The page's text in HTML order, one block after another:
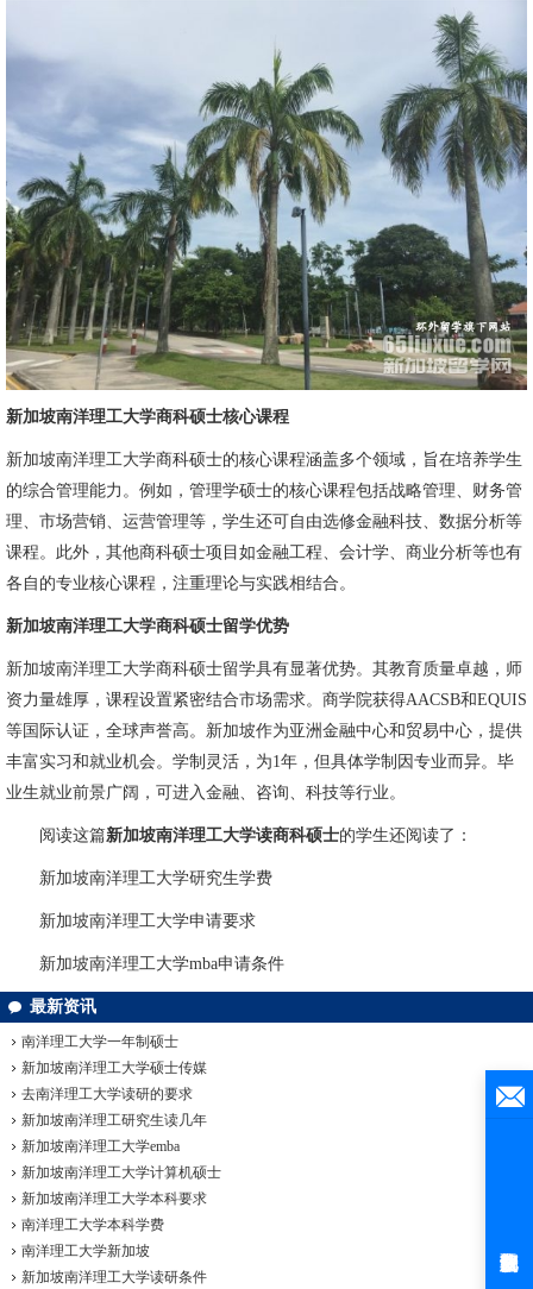
新加坡南洋理工大学商科硕士核心课程
新加坡南洋理工大学商科硕士的核心课程涵盖多个领域，旨在培养学生
的综合管理能力。例如，管理学硕士的核心课程包括战略管理、财务管
理、市场营销、运营管理等，学生还可自由选修金融科技、数据分析等
课程。此外，其他商科硕士项目如金融工程、会计学、商业分析等也有
各自的专业核心课程，注重理论与实践相结合。
新加坡南洋理工大学商科硕士留学优势
新加坡南洋理工大学商科硕士留学具有显著优势。其教育质量卓越，师
资力量雄厚，课程设置紧密结合市场需求。商学院获得AACSB和EQUIS
等国际认证，全球声誉高。新加坡作为亚洲金融中心和贸易中心，提供
丰富实习和就业机会。学制灵活，为1年，但具体学制因专业而异。毕
业生就业前景广阔，可进入金融、咨询、科技等行业。
阅读这篇新加坡南洋理工大学读商科硕士的学生还阅读了：
新加坡南洋理工大学研究生学费
新加坡南洋理工大学申请要求
新加坡南洋理工大学mba申请条件
最新资讯
南洋理工大学一年制硕士
新加坡南洋理工大学硕士传媒
去南洋理工大学读研的要求
新加坡南洋理工研究生读几年
新加坡南洋理工大学emba
新加坡南洋理工大学计算机硕士
新加坡南洋理工大学本科要求
南洋理工大学本科学费
南洋理工大学新加坡
新加坡南洋理工大学读研条件